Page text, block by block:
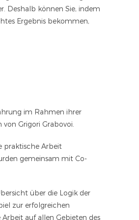
Deshalb können Sie, indem
Ergebnis bekommen,
im Rahmen ihrer
Grigori Grabovoi.
praktische Arbeit
gemeinsam mit Co-
über die Logik der
zur erfolgreichen
auf allen Gebieten des